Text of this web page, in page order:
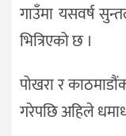
गाउँमा यसवर्ष
भित्रिएको छ ।
पोखरा र
गरेपछि अहिले